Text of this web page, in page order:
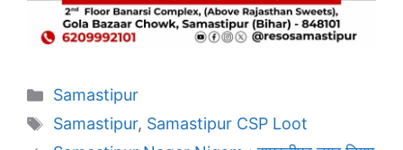
Categories
Samastipur
Tags
Samastipur, Samastipur CSP Loot